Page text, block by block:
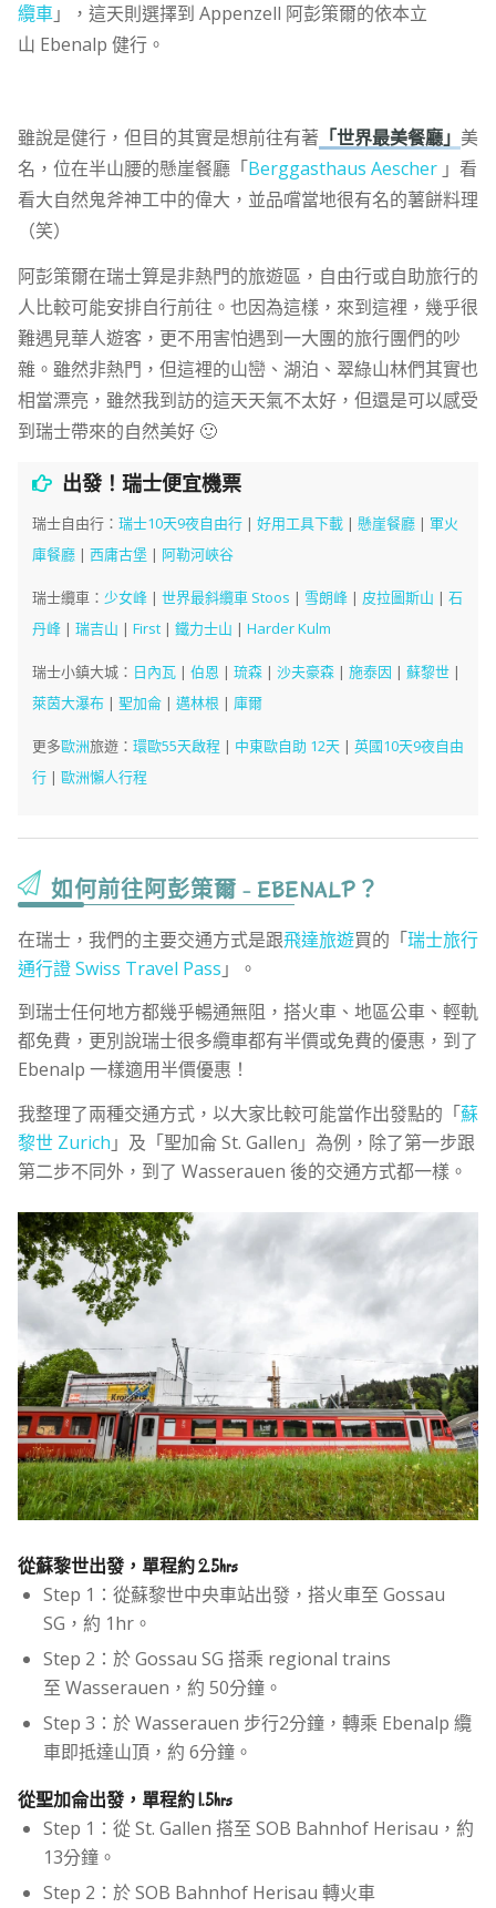
纜車」，這天則選擇到 Appenzell 阿彭策爾的依本立
山 Ebenalp 健行。
雖說是健行，但目的其實是想前往有著 「世界最美餐廳」 美
名，位在半山腰的懸崖餐廳「Berggasthaus Aescher」看
看大自然鬼斧神工中的偉大，並品嚐當地很有名的薯餅料理
（笑）
阿彭策爾在瑞士算是非熱門的旅遊區，自由行或自助旅行的
人比較可能安排自行前往。也因為這樣，來到這裡，幾乎很
難遇見華人遊客，更不用害怕遇到一大團的旅行團們的吵
雜。雖然非熱門，但這裡的山巒、湖泊、翠綠山林們其實也
相當漂亮，雖然我到訪的這天天氣不太好，但還是可以感受
到瑞士帶來的自然美好 🙂
出發！瑞士便宜機票
瑞士自由行： 瑞士10天9夜自由行| 好用工具下載| 懸崖餐廳| 軍火
庫餐廳| 西庸古堡 | 阿勒河峽谷
瑞士纜車： 少女峰| 世界最斜纜車 Stoos | 雪朗峰| 皮拉圖斯山 | 石
丹峰| 瑞吉山 | First| 鐵力士山 | Harder Kulm
瑞士小鎮大城： 日內瓦| 伯恩 | 琉森| 沙夫豪森| 施泰因 | 蘇黎世|
萊茵大瀑布| 聖加侖| 邁林根 | 庫爾
更多歐洲旅遊： 環歐55天啟程 | 中東歐自助 12天| 英國10天9夜自由
行| 歐洲懶人行程
如何前往阿彭策爾 - EBENALP？
在瑞士，我們的主要交通方式是跟飛達旅遊買的「瑞士旅行
通行證 Swiss Travel Pass 」。
到瑞士任何地方都幾乎暢通無阻，搭火車、地區公車、輕軌
都免費，更別說瑞士很多纜車都有半價或免費的優惠，到了
Ebenalp 一樣適用半價優惠！
我整理了兩種交通方式，以大家比較可能當作出發點的「蘇
黎世 Zurich 」及「聖加侖 St. Gallen」為例，除了第一步跟
第二步不同外，到了 Wasserauen 後的交通方式都一樣。
從蘇黎世出發，單程約 2.5hrs
Step 1：從蘇黎世中央車站出發，搭火車至 Gossau
SG，約 1hr。
Step 2：於 Gossau SG 搭乘 regional trains
至 Wasserauen，約 50分鐘。
Step 3：於 Wasserauen 步行2分鐘，轉乘 Ebenalp 纜
車即抵達山頂，約 6分鐘。
從聖加侖出發，單程約 1.5hrs
Step 1：從 St. Gallen 搭至 SOB Bahnhof Herisau，約
13分鐘。
Step 2：於 SOB Bahnhof Herisau 轉火車